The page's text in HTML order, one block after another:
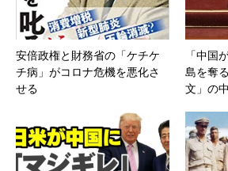
安倍政権と財務省の「ケチケ
チ病」がコロナ危機を悪化さ
せる
「中国
島を奪
文」の